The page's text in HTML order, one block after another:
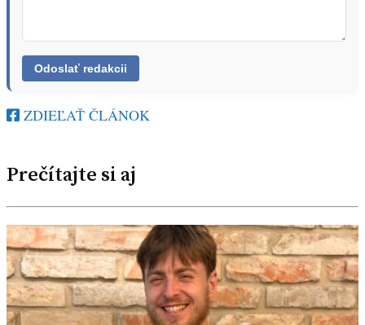
ZDIEĽAŤ ČLÁNOK
Prečítajte si aj